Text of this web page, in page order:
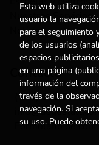
Nuestros Servicios
Noticias
Contacto
(+34) 615 55 96
Formulario de
Esta web utiliza
usuario la
para el seguimiento
de los usuarios
espacios
en una página
información del
través de la
navegación. Si
su uso. Puede